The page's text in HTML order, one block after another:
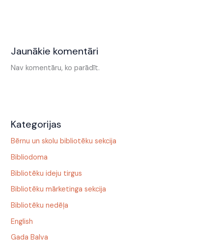
Jaunākie komentāri
Nav komentāru, ko parādīt.
Kategorijas
Bērnu un skolu bibliotēku sekcija
Bibliodoma
Bibliotēku ideju tirgus
Bibliotēku mārketinga sekcija
Bibliotēku nedēļa
English
Gada Balva